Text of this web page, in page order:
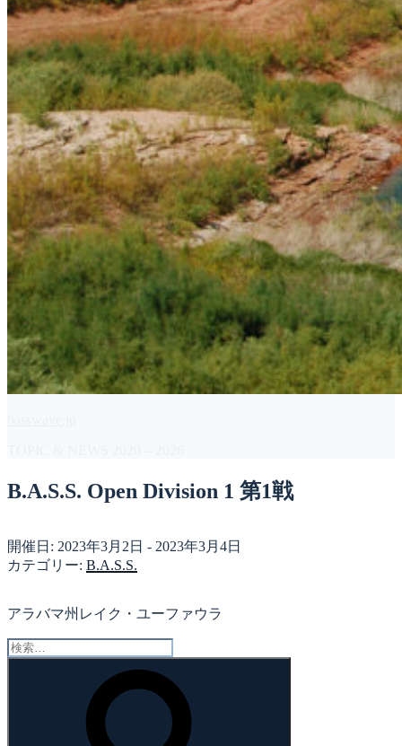
B.A.S.S. Open Division 1 第1戦
開催日: 2023年3月2日 - 2023年3月4日
カテゴリー: B.A.S.S.
アラバマ州レイク・ユーファウラ
検